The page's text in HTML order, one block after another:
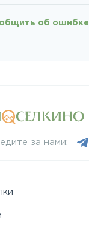
об ошибке
за нами: